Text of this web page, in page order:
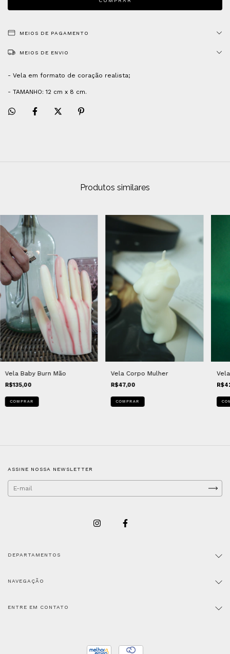
MEIOS DE PAGAMENTO
MEIOS DE ENVIO
- Vela em formato de coração realista;
- TAMANHO: 12 cm x 8 cm.
Produtos similares
Vela Baby Burn Mão
R$135,00
Vela Corpo Mulher
R$47,00
ASSINE NOSSA NEWSLETTER
DEPARTAMENTOS
NAVEGAÇÃO
ENTRE EM CONTATO